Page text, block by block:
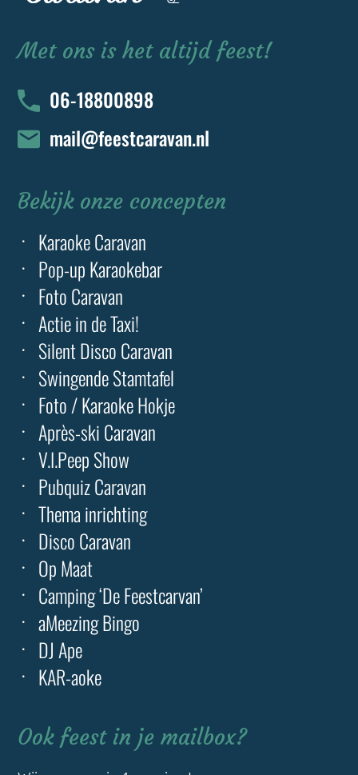
Met ons is het altijd feest!
06-18800898
mail@feestcaravan.nl
Bekijk onze concepten
Karaoke Caravan
Pop-up Karaokebar
Foto Caravan
Actie in de Taxi!
Silent Disco Caravan
Swingende Stamtafel
Foto / Karaoke Hokje
Après-ski Caravan
V.I.Peep Show
Pubquiz Caravan
Thema inrichting
Disco Caravan
Op Maat
Camping ‘De Feestcarvan’
aMeezing Bingo
DJ Ape
KAR-aoke
Ook feest in je mailbox?